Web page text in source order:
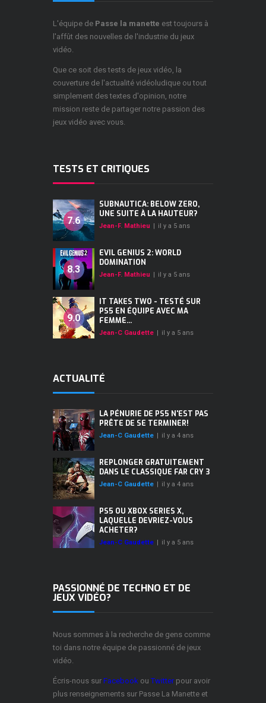
L'équipe de Passe la manette est toujours à
l'affût des nouvelles de l'industrie du jeux
vidéo.
Que ce soit des tests de jeux vidéo, la
couverture de l'actualité vidéoludique ou tout
simplement des textes d'opinion, notre
mission reste de partager notre passion des
jeux vidéo avec vous.
TESTS ET CRITIQUES
7.6
SUBNAUTICA: BELOW ZERO,
UNE SUITE À LA HAUTEUR?
Jean-F. Mathieu | il y a 5 ans
8.3
EVIL GENIUS 2: WORLD
DOMINATION
Jean-F. Mathieu | il y a 5 ans
9.0
IT TAKES TWO - TESTÉ SUR
PS5 EN ÉQUIPE AVEC MA
FEMME...
Jean-C Gaudette | il y a 5 ans
ACTUALITÉ
LA PÉNURIE DE PS5 N'EST PAS
PRÊTE DE SE TERMINER!
Jean-C Gaudette | il y a 4 ans
REPLONGER GRATUITEMENT
DANS LE CLASSIQUE FAR CRY 3
Jean-C Gaudette | il y a 4 ans
PS5 OU XBOX SERIES X,
LAQUELLE DEVRIEZ-VOUS
ACHETER?
Jean-C Gaudette | il y a 5 ans
PASSIONNÉ DE TECHNO ET DE
JEUX VIDÉO?
Nous sommes à la recherche de gens comme
toi dans notre équipe de passionné de jeux
vidéo.
Écris-nous sur Facebook ouTwitterpour avoir
plus renseignements sur Passe La Manette et